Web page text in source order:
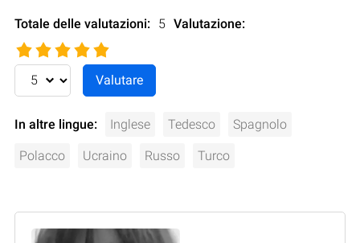
Totale delle valutazioni: 5 Valutazione:
In altre lingue: Inglese Tedesco Spagnolo
Polacco Ucraino Russo Turco